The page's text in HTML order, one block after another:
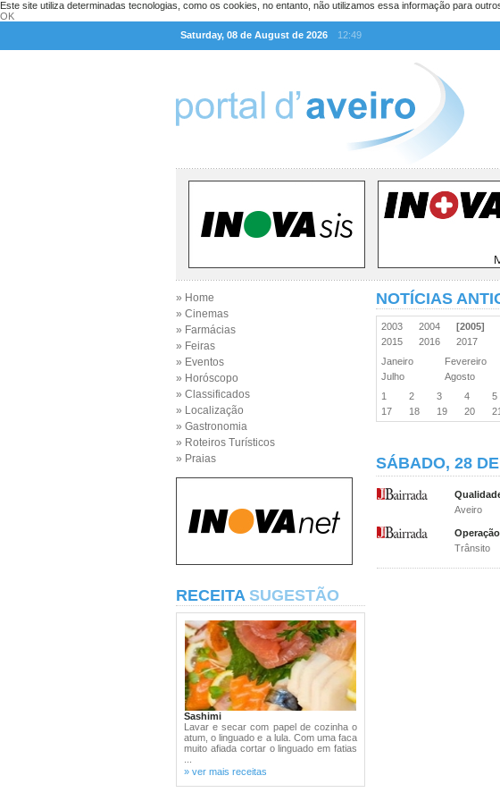
Este site utiliza determinadas tecnologias, como os cookies, no entanto, não utilizamos essa informação para
OK
Saturday, 08 de August de 2026
12:49
» Home
» Cinemas
» Farmácias
» Feiras
» Eventos
» Horóscopo
» Classificados
» Localização
» Gastronomia
» Roteiros Turísticos
» Praias
RECEITA SUGESTÃO
Sashimi
Lavar e secar com papel de cozinha o
atum, o linguado e a lula. Com uma faca
muito afiada cortar o linguado em fatias
» ver mais receitas
NOTÍCIAS
2003 2004 [2005]
2015
2016 2017
Janeiro
Fevereiro
Julho
Agosto
1
2 3 4 5
17
18 19 20
SÁBADO, 28
Aveiro
Trânsito